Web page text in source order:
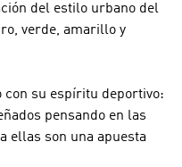
del estilo urbano del
verde, amarillo y
con su espíritu deportivo:
pensando en las
ellas son una apuesta